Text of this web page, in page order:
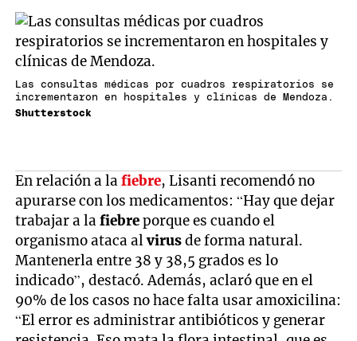
Las consultas médicas por cuadros respiratorios se
incrementaron en hospitales y clínicas de Mendoza.
Shutterstock
En relación a lafiebre, Lisanti recomendó no
apurarse con los medicamentos: “Hay que dejar
trabajar a lafiebreporque es cuando el
organismo ataca alvirusde forma natural.
Mantenerla entre 38 y 38,5 grados es lo
indicado”, destacó. Además, aclaró que en el
90% de los casos no hace falta usar amoxicilina:
“El error es administrar antibióticos y generar